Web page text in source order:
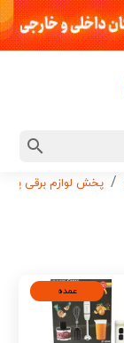
پخش لوازم برقی
عمده